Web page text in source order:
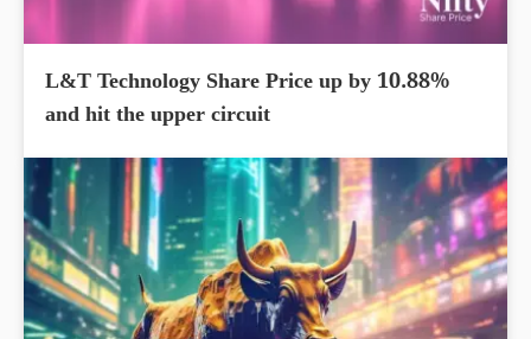
L&T Technology Share Price up by 10.88%
and hit the upper circuit